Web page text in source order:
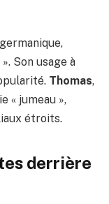
Son usage à
Thomas,
« jumeau »,
étroits.
derrière